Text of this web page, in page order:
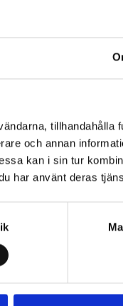
tillhandahålla
och annan
kan i sin tur
har använt deras